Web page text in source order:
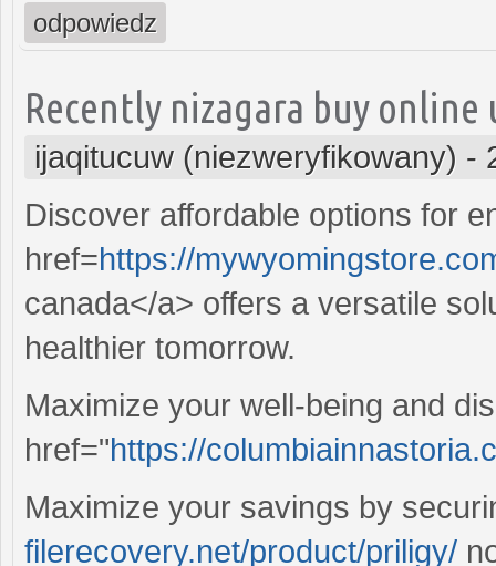
odpowiedz
Recently nizagara buy
ijaqitucuw (niezweryfikowany) -
Discover affordable options for
href=https://
canada</a> offers a versatile
healthier tomorrow.
Maximize your well-being and
href="https://
Maximize your savings by
filerecovery.net/product/priligy/